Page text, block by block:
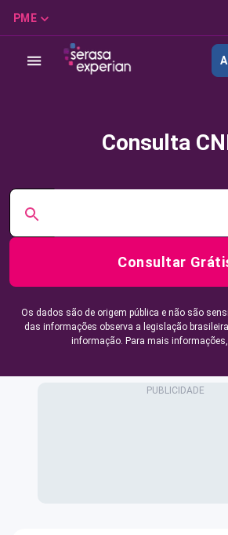
PME
Consulta
Consultar
Os dados são de origem pública e não são
das informações observa a legislação
informação. Para mais informações,